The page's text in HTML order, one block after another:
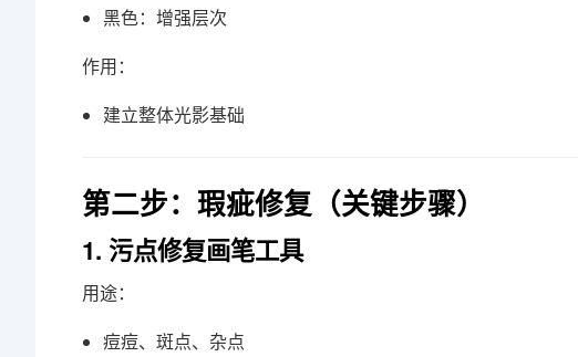
黑色：增强层次
作用：
建立整体光影基础
第二步：瑕疵修复（关键步骤）
1. 污点修复画笔工具
用途：
痘痘、斑点、杂点